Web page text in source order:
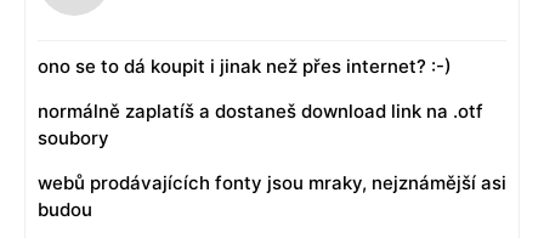
ono se to dá koupit i jinak než přes internet? :-)
normálně zaplatíš a dostaneš download link na .otf
soubory
webů prodávajících fonty jsou mraky, nejznámější asi
budou